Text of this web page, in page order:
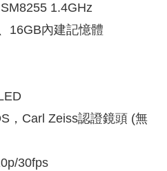
1.4GHz
16GB內建記憶體
，Carl Zeiss認證鏡頭 (無
30fps